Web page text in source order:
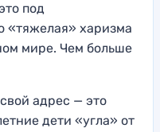
под
«тяжелая» харизма
мире. Чем больше
адрес — это
дети «угла» от